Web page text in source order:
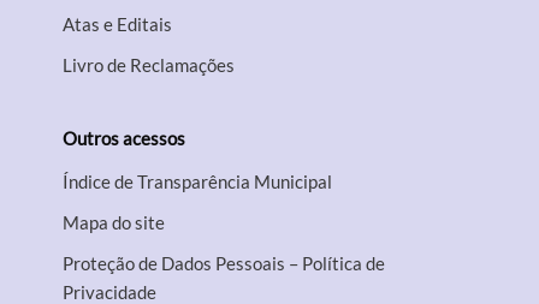
Atas e Editais
Livro de Reclamações
Outros acessos
Índice de Transparência Municipal
Mapa do site
Proteção de Dados Pessoais – Política de
Privacidade